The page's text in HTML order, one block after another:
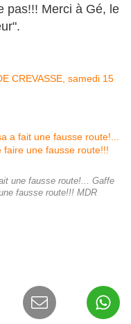
pas!!! Merci à Gé, le
une fausse route!... Gaffe
fausse route!!! MDR